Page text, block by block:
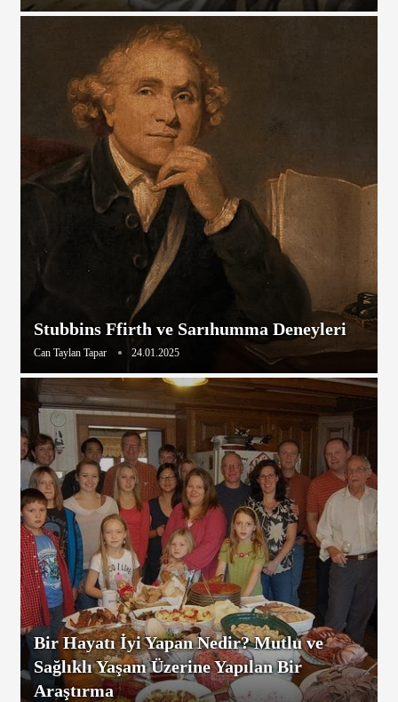
Stubbins Ffirth ve Sarıhumma Deneyleri
Can Taylan Tapar 24.01.2025
Bir Hayatı İyi Yapan Nedir? Mutlu ve
Sağlıklı Yaşam Üzerine Yapılan Bir
Araştırma